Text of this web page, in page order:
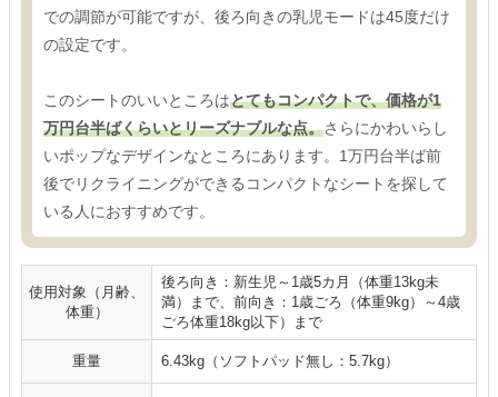
での調節が可能ですが、後ろ向きの乳児モードは45度だけ
の設定です。
このシートのいいところはとてもコンパクトで、価格が1
万円台半ばくらいとリーズナブルな点。さらにかわいらし
いポップなデザインなところにあります。1万円台半ば前
後でリクライニングができるコンパクトなシートを探して
いる人におすすめです。
使用対象（月齢、
体重）
後ろ向き：新生児～1歳5カ月（体重13kg未
満）まで、前向き：1歳ごろ（体重9kg）～4歳
ごろ体重18kg以下）まで
重量 6.43kg（ソフトパッド無し：5.7kg）